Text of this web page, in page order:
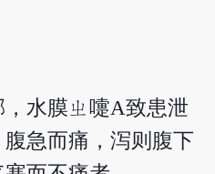
水膜ㄓ嚏A致患泄
急而痛，泻则腹下